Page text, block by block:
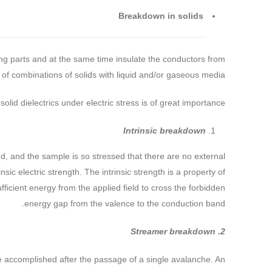
parts and at the same time insulate the conductors from
combinations of solids with liquid and/or gaseous media.
dielectrics under electric stress is of great importance.
Intrinsic breakdown
and the sample is so stressed that there are no external
electric strength. The intrinsic strength is a property of
energy from the applied field to cross the forbidden
energy gap from the valence to the conduction band.
2. Streamer breakdown
after the passage of a single avalanche. An